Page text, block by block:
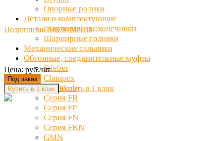
Опорные ролики
Детали и комплектующие
Шарнирные наконечники
Шарнирные головки
Механические сальники
Обгонные, соединительные муфты
Stieber
Clampex
Ott Jakob
Серия FR
Серия FP
Серия FN
Серия FKN
GMN
Подшипник MR36 McGill
Цена: руб./шт
Под заказ
Купить в 1 клик